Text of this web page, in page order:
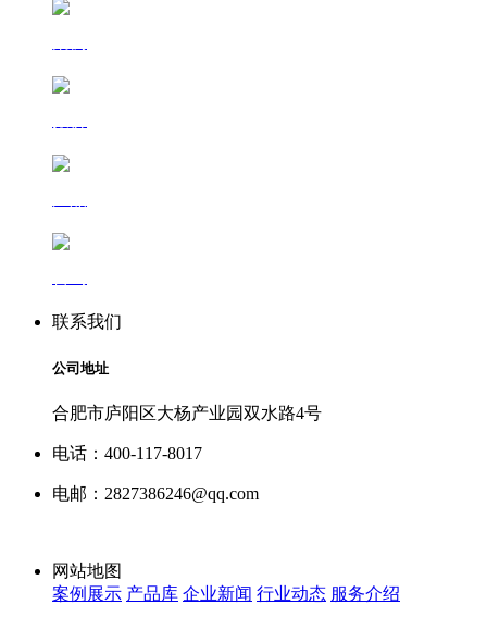
联系我们
公司地址
合肥市庐阳区大杨产业园双水路4号
电话：400-117-8017
电邮：2827386246@qq.com
网站地图
案例展示 产品库 企业新闻 行业动态 服务介绍